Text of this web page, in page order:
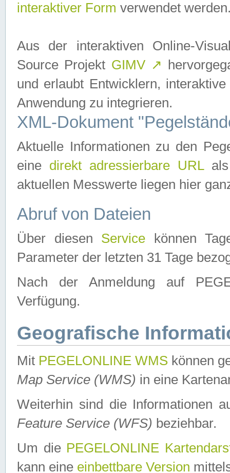
interaktiver Form verwendet
Aus der interaktiven Online-
Source Projekt GIMV ↗
und erlaubt Entwicklern,
Anwendung zu integrieren.
XML-Dokument
Aktuelle Informationen zu den
eine direkt adressierbare URLals
aktuellen Messwerte liegen hier
Abruf von Dateien
Über diesen Service können
Parameter der letzten 31 Tage
Nach der Anmeldung auf
Verfügung.
Geografische
Mit PEGELONLINE WMS können
Map Service (WMS) in eine
Weiterhin sind die Informationen
Feature Service (WFS) beziehbar.
Um die PEGELONLINE
kann eine einbettbare Version